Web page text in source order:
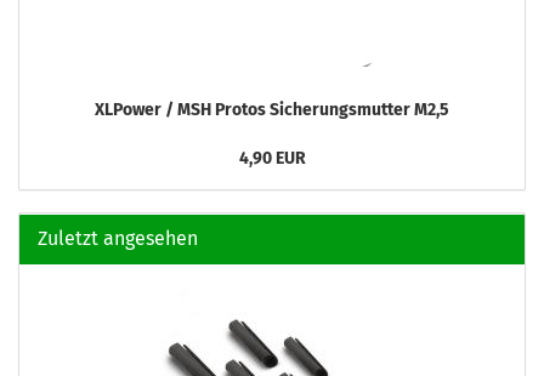
XLPower / MSH Protos Sicherungsmutter M2,5
4,90 EUR
Zuletzt angesehen